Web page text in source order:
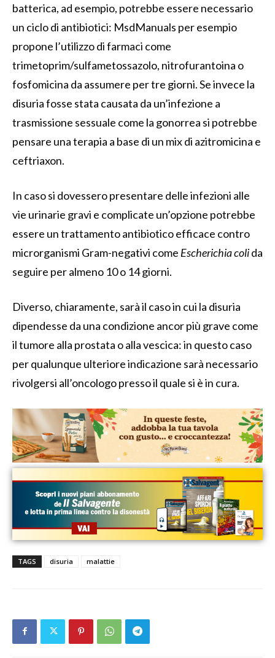
batterica, ad esempio, potrebbe essere necessario
un ciclo di antibiotici: MsdManuals per esempio
propone l’utilizzo di farmaci come
trimetoprim/sulfametossazolo, nitrofurantoina o
fosfomicina da assumere per tre giorni. Se invece la
disuria fosse stata causata da un’infezione a
trasmissione sessuale come la gonorrea si potrebbe
pensare una terapia a base di un mix di azitromicina e
ceftriaxon.
In caso si dovessero presentare delle infezioni alle
vie urinarie gravi e complicate un’opzione potrebbe
essere un trattamento antibiotico efficace contro
microrganismi Gram-negativi come Escherichia colida
seguire per almeno 10 o 14 giorni.
Diverso, chiaramente, sarà il caso in cui la disuria
dipendesse da una condizione ancor più grave come
il tumore alla prostata o alla vescica: in questo caso
per qualunque ulteriore indicazione sarà necessario
rivolgersi all’oncologo presso il quale si è in cura.
TAGS disuria malattie